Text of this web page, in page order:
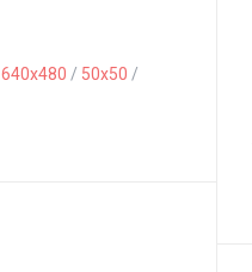
640x480 / 50x50 /